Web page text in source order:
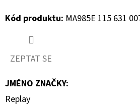
Kód produktu: MA985E 115 631
ZEPTAT SE
JMÉNO ZNAČKY:
Replay
MUSTANG
PÁSEK